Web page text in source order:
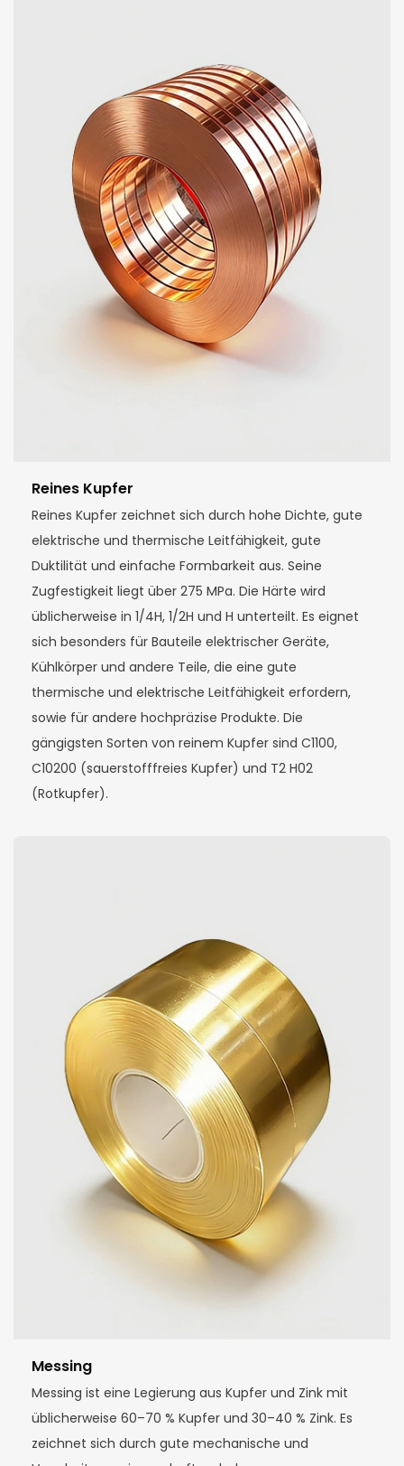
Reines Kupfer
Reines Kupfer zeichnet sich durch hohe Dichte, gute
elektrische und thermische Leitfähigkeit, gute
Duktilität und einfache Formbarkeit aus. Seine
Zugfestigkeit liegt über 275 MPa. Die Härte wird
üblicherweise in 1/4H, 1/2H und H unterteilt. Es eignet
sich besonders für Bauteile elektrischer Geräte,
Kühlkörper und andere Teile, die eine gute
thermische und elektrische Leitfähigkeit erfordern,
sowie für andere hochpräzise Produkte. Die
gängigsten Sorten von reinem Kupfer sind C1100,
C10200 (sauerstofffreies Kupfer) und T2 H02
(Rotkupfer).
Messing
Messing ist eine Legierung aus Kupfer und Zink mit
üblicherweise 60–70 % Kupfer und 30–40 % Zink. Es
zeichnet sich durch gute mechanische und